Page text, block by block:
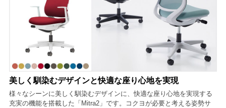
美しく馴染むデザインと快適な座り心地を実現
様々なシーンに美しく馴染むデザインに、快適な座り心地を実現する
充実の機能を搭載した「Mitra2」です。コクヨが必要と考える姿勢サ